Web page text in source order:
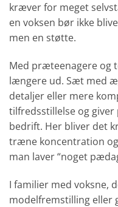
kræver for meget
en voksen bør ikke
men en støtte.
Med præteenagere og
længere ud. Sæt med
detaljer eller mere
tilfredsstillelse og
bedrift. Her bliver det
træne koncentration
man laver “noget
I familier med voksne,
modelfremstilling eller